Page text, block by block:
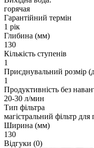
горячая
Гарантійний термін
1 рік
Глибина (мм)
130
Кількість ступенів
1
Приєднувальний розмір
1
Продуктивність без
20-30 л/мин
Тип фільтра
магістральний фільтр для
Ширина (мм)
130
Відгуки (0)